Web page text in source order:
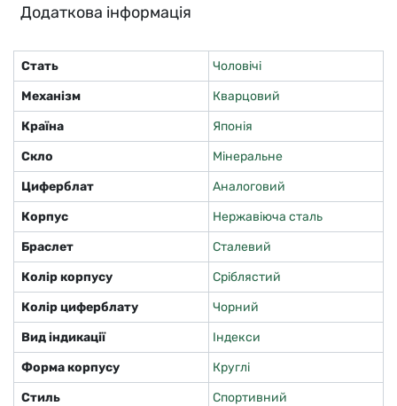
Додаткова інформація
Стать
Чоловічі
Механізм
Кварцовий
Країна
Японія
Скло
Мінеральне
Циферблат
Аналоговий
Корпус
Нержавіюча сталь
Браслет
Сталевий
Колір корпусу
Сріблястий
Колір циферблату
Чорний
Вид індикації
Індекси
Форма корпусу
Круглі
Стиль
Спортивний